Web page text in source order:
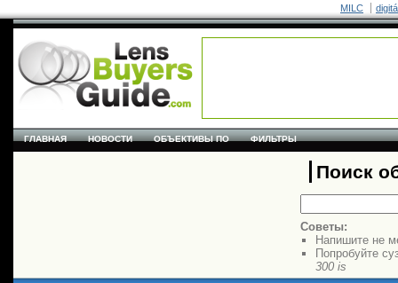
MILC
ГЛАВНАЯ НОВОСТИ ОБЪЕКТИВЫ ПО ФИЛЬТРЫ
Поиск
Советы:
Напишите не
Попробуйте
300 is